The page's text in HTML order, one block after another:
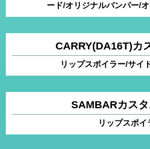
ード/オリジナルバンパー/
CARRY(DA16T)カ
リップスポイラー/サイ
SAMBARカス
リップスポイ